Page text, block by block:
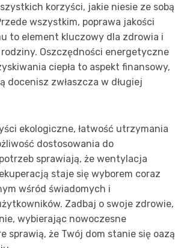
korzyści, jakie niesie ze sobą
wszystkim, poprawa jakości
to element kluczowy dla zdrowia i
Oszczędności energetyczne
ciepła to aspekt finansowy,
docenisz zwłaszcza w długiej
ekologiczne, łatwość utrzymania
dostosowania do
sprawiają, że wentylacja
staje się wyborem coraz
wśród świadomych i
Zadbaj o swoje zdrowie,
wybierając nowoczesne
sprawią, że Twój dom stanie się oazą